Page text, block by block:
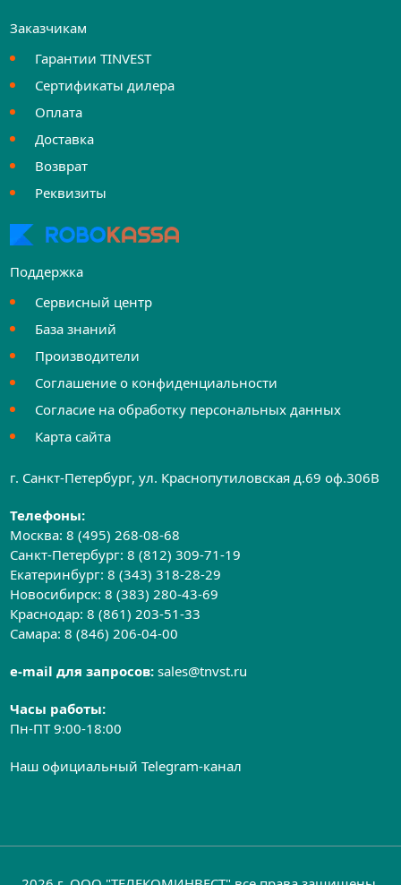
Заказчикам
Гарантии TINVEST
Сертификаты дилера
Оплата
Доставка
Возврат
Реквизиты
Поддержка
Сервисный центр
База знаний
Производители
Соглашение о конфиденциальности
Согласие на обработку персональных данных
Карта сайта
г. Санкт-Петербург, ул. Краснопутиловская д.69 оф.306B
Телефоны:
Москва:8 (495) 268-08-68
Санкт-Петербург:8 (812) 309-71-19
Екатеринбург:8 (343) 318-28-29
Новосибирск:8 (383) 280-43-69
Краснодар:8 (861) 203-51-33
Самара:8 (846) 206-04-00
e-mail для запросов:sales@tnvst.ru
Часы работы:
Пн-ПТ 9:00-18:00
Наш официальный Telegram-канал